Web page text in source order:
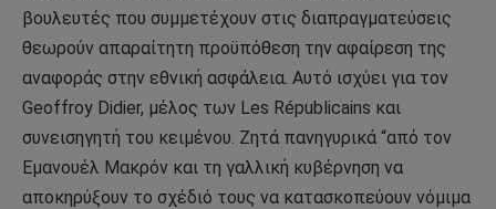
βουλευτές που συμμετέχουν στις διαπραγματεύσεις
θεωρούν απαραίτητη προϋπόθεση την αφαίρεση της
αναφοράς στην εθνική ασφάλεια. Αυτό ισχύει για τον
Geoffroy Didier, μέλος των Les Républicains και
συνεισηγητή του κειμένου. Ζητά πανηγυρικά “από τον
Εμανουέλ Μακρόν και τη γαλλική κυβέρνηση να
αποκηρύξουν το σχέδιό τους να κατασκοπεύουν νόμιμα